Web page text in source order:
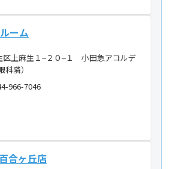
ーム
区上麻生１−２０−１ 小田急アコルデ
隣）
966-7046
合ヶ丘店